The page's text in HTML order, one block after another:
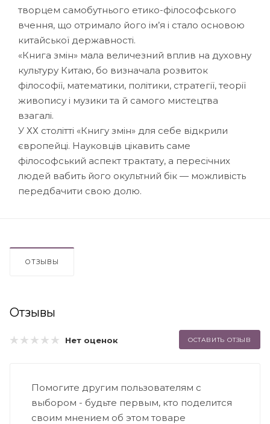
творцем самобутнього етико-філософського
вчення, що отримало його ім’я і стало основою
китайської державності.
«Книга змін» мала величезний вплив на духовну
культуру Китаю, бо визначала розвиток
філософії, математики, політики, стратегії, теорії
живопису і музики та й самого мистецтва
взагалі.
У ХХ столітті «Книгу змін» для себе відкрили
європейці. Науковців цікавить саме
філософський аспект трактату, а пересічних
людей вабить його окультний бік — можливість
передбачити свою долю.
ОТЗЫВЫ
Отзывы
Нет оценок ОСТАВИТЬ ОТЗЫВ
Помогите другим пользователям с
выбором - будьте первым, кто поделится
своим мнением об этом товаре